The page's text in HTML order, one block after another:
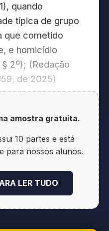
quando
típica de grupo
que cometido
e homicídio
2º); (Redação
de 2025)
129, § 2º) e
de morte (art.
ou agente
amostra gratuita.
10 partes e está
para nossos alunos.
LER TUDO